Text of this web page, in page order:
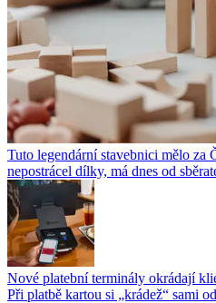
Tuto legendární stavebnici mělo za
nepostrácel dílky, má dnes od
Nové platební terminály okrádají
Při platbě kartou si „krádež“ sami